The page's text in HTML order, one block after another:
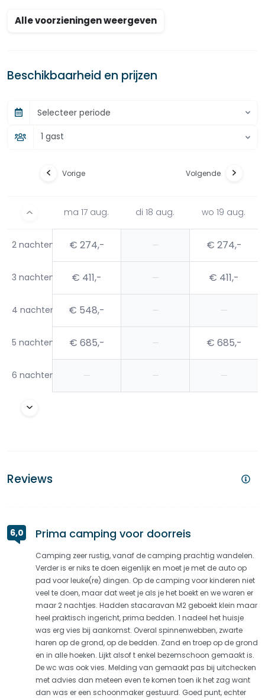
Alle voorzieningen weergeven
Beschikbaarheid en prijzen
Selecteer periode
1 gast
Vorige Volgende
ma 17 aug. di 18 aug. wo 19 aug.
2 nachten € 274,- — € 274,-
3 nachten € 411,- — € 411,-
4 nachten € 548,- — —
5 nachten € 685,- — € 685,-
6 nachten — — —
Reviews
6,0 Prima camping voor doorreis
Camping zeer rustig, vanaf de camping prachtig wandelen.
Verder is er niks te doen eigenlijk en moet je met de auto op
pad voor leuke(re) dingen. Op de camping voor kinderen niet
veel te doen, maar dat weet je als je het boekt en we waren er
maar 2 nachtjes. Hadden stacaravan M2 geboekt klein maar
heel praktisch ingericht, prima bedden. 1 nadeel het huisje
was erg vies bij aankomst. Overal spinnenwebben, zwarte
haren op de grond, op de bedden. Zand en troep op de grond
en in alle hoeken. Lijkt alsof t enkel bezemschoon gemaakt is.
De wc was ook vies. Melding van gemaakt pas bij uitchecken
met advies dan meteen even te komen toen ik het zag want
dan was er een schoonmaker gestuurd. Goed punt, echter